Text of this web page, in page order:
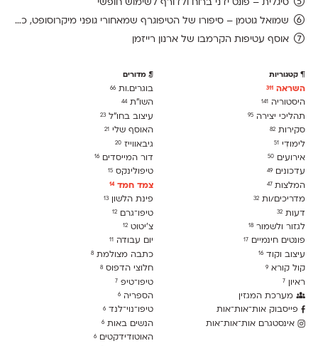
סיגלית – פונט ידני ברוח ולדורף לשימוש חופשי
שמואל גוטמן – סיפורו של הטיפוגרף שמאחורי גופני מיקרוסופט, כפי שנחשף בארכיון של נינתו
אוסף עטיפות הקרמבו של ארנון רייזמן
קטגוריות
השראה 311
היסטוריה 141
תהליכי יצירה 95
סקירות 82
לימודִי 51
אירועים 50
עדכונים 49
המלצות47
מדריכים/ות 32
דעות 32
לגזור ולשמור 18
פונטים חינמיים 17
עיצוב וקוד 16
קול קורא 9
ראיון 7
מערכת המגזין
פייסבוק אות־אות־אות
אינסטגרם אות־אות־אות
מדורים
בוגרים.ות66
השו״ת44
עיצוב בחו"ל23
האוסף שלי21
גיבאווייז20
דור המייסדים16
טיפולינקס15
צמד חמד14
פינת הלשון13
טיפו־גרם12
צ׳יטוט12
יום עבודה11
כתבה מצולמת8
חלוצי הדפוס8
טיפו־טיפ7
הספריה6
טיפו־נוי־לנד6
הנשים באות6
האוטודידקטים6